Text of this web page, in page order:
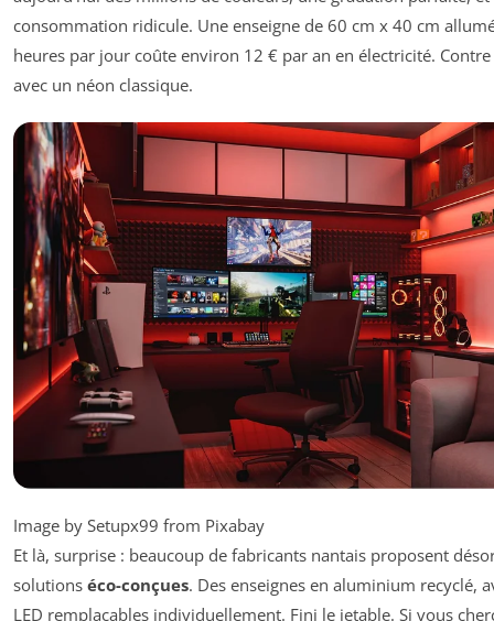
consommation ridicule. Une enseigne de 60 cm x 40 cm
heures par jour coûte environ 12 € par an en électricité.
avec un néon classique.
Image by Setupx99 from Pixabay
Et là, surprise : beaucoup de fabricants nantais proposent
solutions éco-conçues. Des enseignes en aluminium recyclé,
LED remplaçables individuellement. Fini le jetable. Si vous